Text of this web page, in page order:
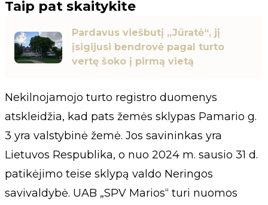
Taip pat skaitykite
Pardavus viešbutį „Jūratė“, jį
įsigijusi bendrovė pagal turto
vertę šoko į pirmą vietą
Nekilnojamojo turto registro duomenys
atskleidžia, kad pats žemės sklypas Pamario g.
3 yra valstybinė žemė. Jos savininkas yra
Lietuvos Respublika, o nuo 2024 m. sausio 31 d.
patikėjimo teise sklypą valdo Neringos
savivaldybė. UAB „SPV Marios“ turi nuomos